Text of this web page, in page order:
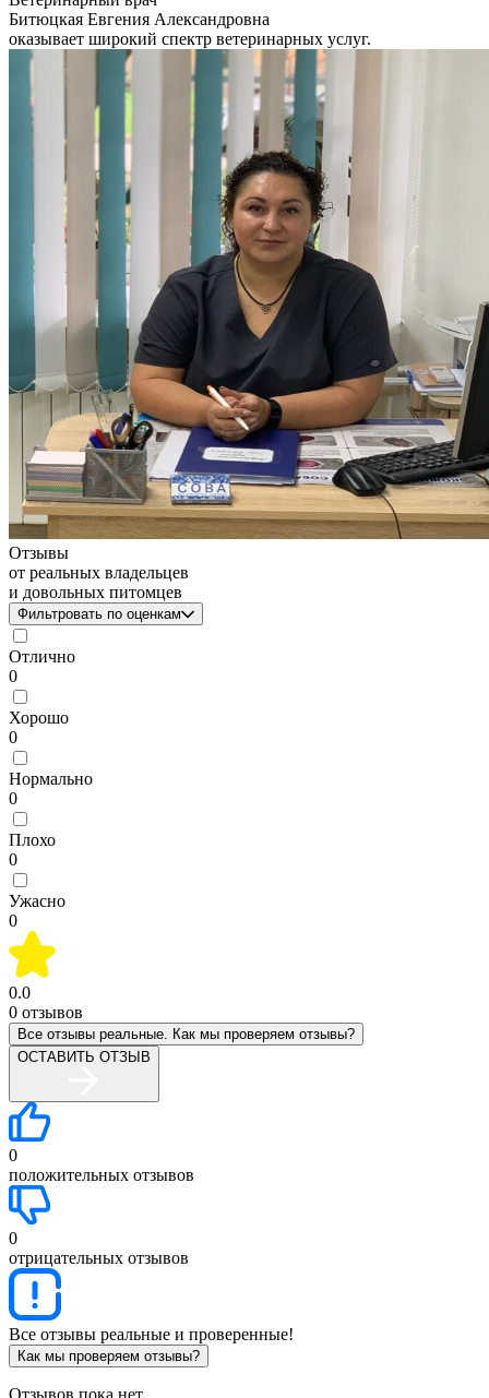
Битюцкая Евгения Александровна
оказывает широкий спектр ветеринарных услуг.
Отзывы
от реальных владельцев
и довольных питомцев
Фильтровать по оценкам
Отлично
0
Хорошо
0
Нормально
0
Плохо
0
Ужасно
0
0.0
0 отзывов
Все отзывы реальные. Как мы проверяем отзывы?
ОСТАВИТЬ ОТЗЫВ
0
положительных отзывов
0
отрицательных отзывов
Все отзывы реальные и проверенные!
Как мы проверяем отзывы?
Отзывов пока нет